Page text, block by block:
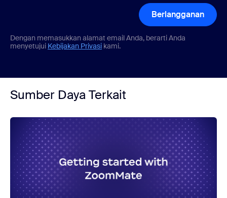
Berlangganan
Dengan memasukkan alamat email Anda, berarti Anda
menyetujui Kebijakan Privasi kami.
Sumber Daya Terkait